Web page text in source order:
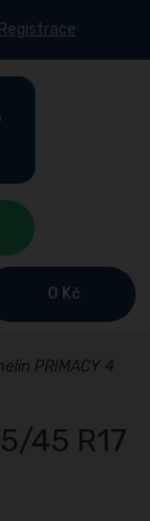
Registrace
0 Kč
PRIMACY 4
45 R17